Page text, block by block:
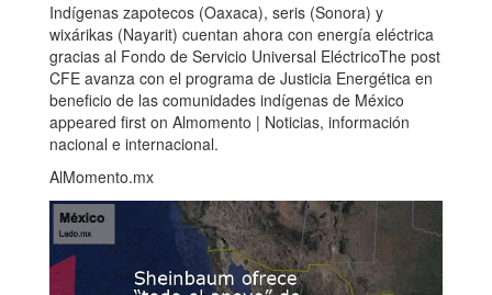
Indígenas zapotecos (Oaxaca), seris (Sonora) y
wixárikas (Nayarit) cuentan ahora con energía eléctrica
gracias al Fondo de Servicio Universal EléctricoThe post
CFE avanza con el programa de Justicia Energética en
beneficio de las comunidades indígenas de México
appeared first on Almomento | Noticias, información
nacional e internacional.
AlMomento.mx